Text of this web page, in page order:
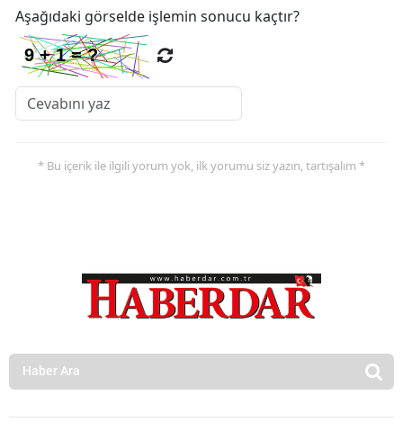
Aşağıdaki görselde işlemin sonucu kaçtır?
* Bu içerik ile ilgili yorum yok, ilk yorumu siz yazın, tartışalım *